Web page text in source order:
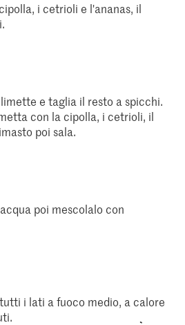
i cetrioli e l'ananas, il
e taglia il resto a spicchi.
con la cipolla, i cetrioli, il
poi sala.
poi mescolalo con
i lati a fuoco medio, a calore